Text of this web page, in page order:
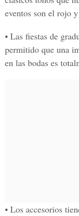
eventos son el rojo
• Las fiestas de
permitido que una
en las bodas es
• Los accesorios